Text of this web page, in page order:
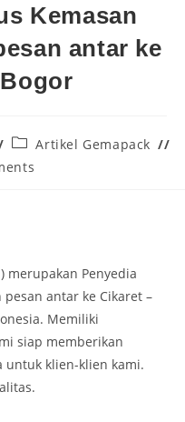
Kemasan
antar ke
Artikel Gemapack
merupakan Penyedia
antar ke Cikaret –
Memiliki
siap memberikan
untuk klien-klien kami.